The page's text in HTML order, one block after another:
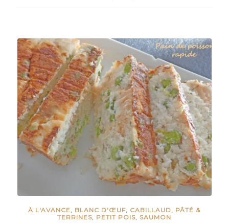
À L'AVANCE, BLANC D'ŒUF, CABILLAUD, PÂTÉ &
TERRINES, PETIT POIS, SAUMON